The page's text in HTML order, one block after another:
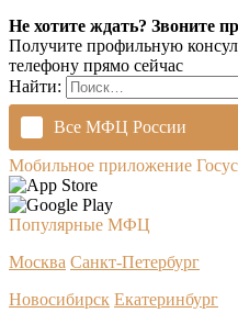
Не хотите ждать? Звоните
Получите профильную
телефону прямо сейчас
Найти:
Все МФЦ России
Мобильное приложение
Популярные МФЦ
Москва Санкт-Петербург
Новосибирск Екатеринбург